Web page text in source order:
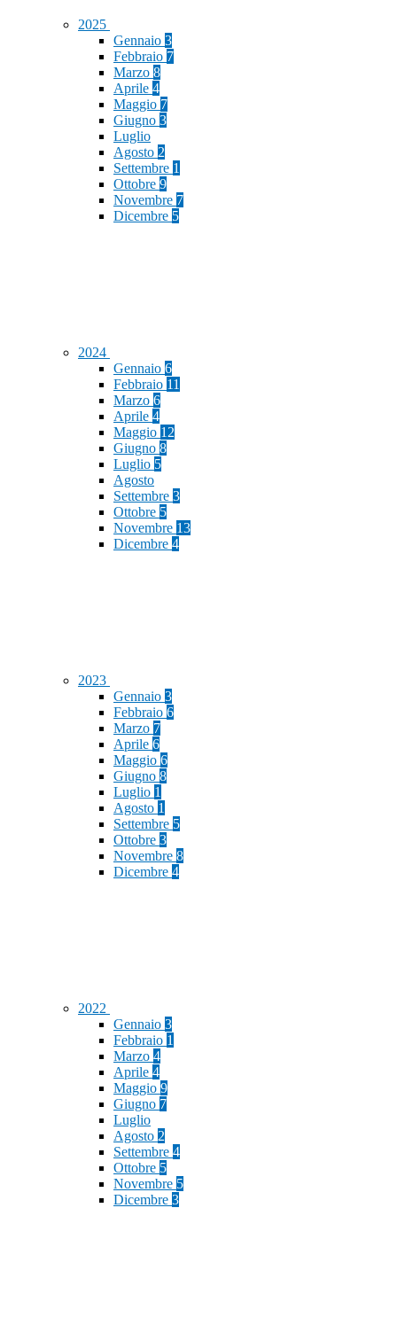
2025
Gennaio 3
Febbraio 7
Marzo 8
Aprile 4
Maggio 7
Giugno 3
Luglio
Agosto 2
Settembre 1
Ottobre 9
Novembre 7
Dicembre 5
2024
Gennaio 6
Febbraio 11
Marzo 6
Aprile 4
Maggio 12
Giugno 8
Luglio 5
Agosto
Settembre 3
Ottobre 5
Novembre 13
Dicembre 4
2023
Gennaio 3
Febbraio 6
Marzo 7
Aprile 6
Maggio 6
Giugno 8
Luglio 1
Agosto 1
Settembre 5
Ottobre 3
Novembre 8
Dicembre 4
2022
Gennaio 3
Febbraio 1
Marzo 4
Aprile 4
Maggio 9
Giugno 7
Luglio
Agosto 2
Settembre 4
Ottobre 5
Novembre 5
Dicembre 3